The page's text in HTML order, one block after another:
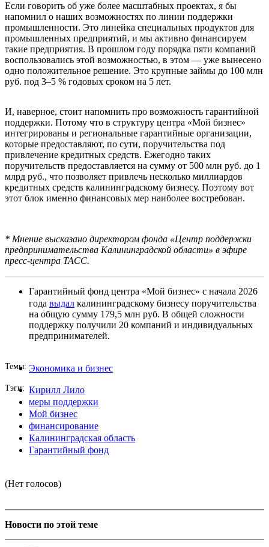
Если говорить об уже более масштабных проектах, я бы
напомнил о наших возможностях по линии поддержки
промышленности. Это линейка специальных продуктов для
промышленных предприятий, и мы активно финансируем
такие предприятия. В прошлом году порядка пяти компаний
воспользовались этой возможностью, в этом — уже вынесено
одно положительное решение. Это крупные займы до 100 млн
руб. под 3–5 % годовых сроком на 5 лет.
И, наверное, стоит напомнить про возможность гарантийной
поддержки. Потому что в структуру центра «Мой бизнес»
интегрированы и региональные гарантийные организации,
которые предоставляют, по сути, поручительства под
привлечение кредитных средств. Ежегодно таких
поручительств предоставляется на сумму от 500 млн руб. до 1
млрд руб., что позволяет привлечь несколько миллиардов
кредитных средств калининградскому бизнесу. Поэтому вот
этот блок именно финансовых мер наиболее востребован.
* Мнение высказано директором фонда «Центр поддержки
предпринимательства Калининградской области» в эфире
пресс-центра ТАСС.
Гарантийный фонд центра «Мой бизнес» с начала 2026
года выдал калининградскому бизнесу поручительства
на общую сумму 179,5 млн руб. В общей сложности
поддержку получили 20 компаний и индивидуальных
предпринимателей.
Темы Экономика и бизнес
Тэги
Кирилл Лило
меры поддержки
Мой бизнес
финансирование
Калининградская область
Гарантийный фонд
(Нет голосов)
Новости по этой теме